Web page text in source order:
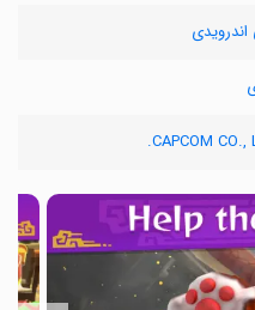
اندرویدی
CAPCOM CO.,